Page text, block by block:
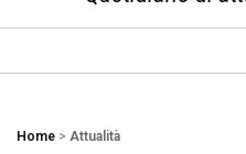
Home > Attualità